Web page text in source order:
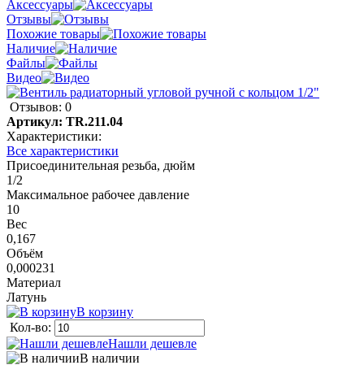
Аксессуары
Отзывы
Похожие товары
Наличие
Файлы
Видео
Отзывов: 0
Артикул: TR.211.04
Характеристики:
Все характеристики
Присоединительная резьба, дюйм
1/2
Максимальное рабочее давление
10
Вес
0,167
Объём
0,000231
Материал
Латунь
В корзину
Кол-во:
Нашли дешевле
В наличии